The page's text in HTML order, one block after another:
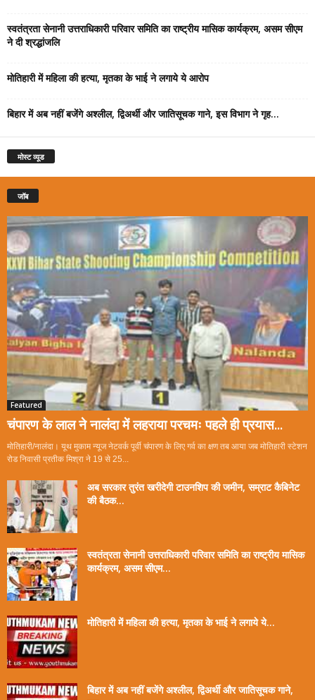
स्वतंत्रता सेनानी उत्तराधिकारी परिवार समिति का राष्ट्रीय मासिक कार्यक्रम, असम सीएम
ने दी श्रद्धांजलि
मोतिहारी में महिला की हत्या, मृतका के भाई ने लगाये ये आरोप
बिहार में अब नहीं बजेंगे अश्लील, द्विअर्थी और जातिसूचक गाने, इस विभाग ने गृह...
मोस्ट व्यूड
जॉब
Featured
चंपारण के लाल ने नालंदा में लहराया परचमः पहले ही प्रयास...
मोतिहारी/नालंदा। यूथ मुकाम न्यूज नेटवर्क पूर्वी चंपारण के लिए गर्व का क्षण तब आया जब मोतिहारी स्टेशन
रोड निवासी प्रतीक मिश्रा ने 19 से 25...
अब सरकार तुरंत खरीदेगी टाउनशिप की जमीन, सम्राट कैबिनेट
की बैठक...
स्वतंत्रता सेनानी उत्तराधिकारी परिवार समिति का राष्ट्रीय मासिक
कार्यक्रम, असम सीएम...
मोतिहारी में महिला की हत्या, मृतका के भाई ने लगाये ये...
बिहार में अब नहीं बजेंगे अश्लील, द्विअर्थी और जातिसूचक गाने,